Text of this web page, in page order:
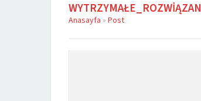
Anasayfa » Post